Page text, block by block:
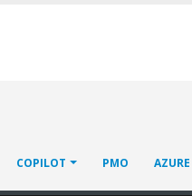
COPILOT PMO AZURE